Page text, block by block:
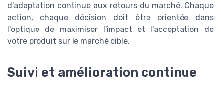
d'adaptation continue aux retours du marché. Chaque
action, chaque décision doit être orientée dans
l'optique de maximiser l'impact et l'acceptation de
votre produit sur le marché cible.
Suivi et amélioration continue